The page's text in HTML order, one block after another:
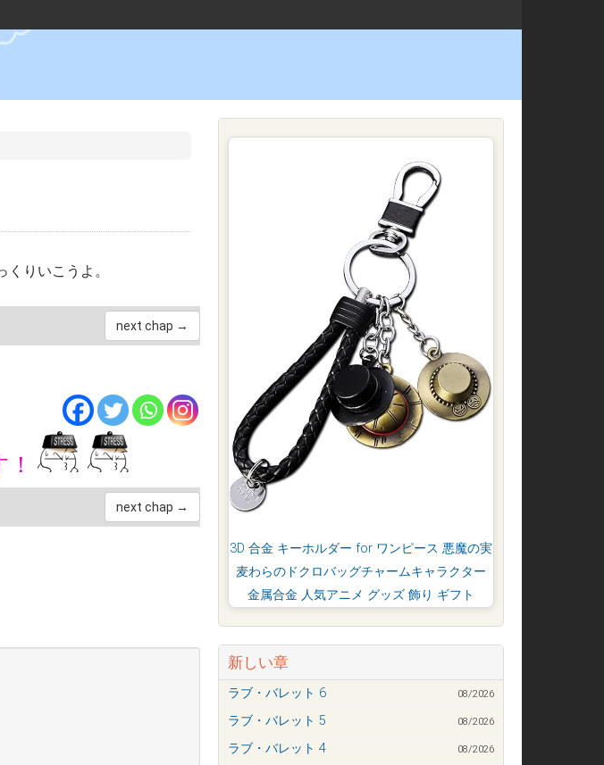
りいこうよ。
next chap →
next chap →
3D 合金 キーホルダー for ワンピース 悪魔の実
麦わらのドクロバッグチャームキャラクター
金属合金 人気アニメ グッズ 飾り ギフト
新しい章
ラブ・バレット 6 08/2026
ラブ・バレット 5 08/2026
ラブ・バレット 4 08/2026